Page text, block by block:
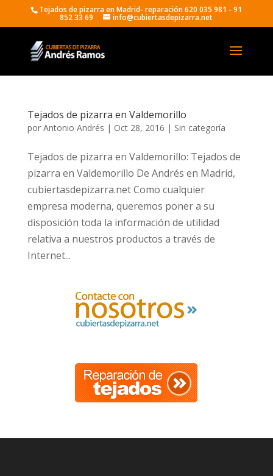
Tejados de pizarra en Madrid- reparación 620 035 981 - 91
852 33 69 info@cubiertasdepizarra.net
Tejados de pizarra en Valdemorillo
por Antonio Andrés | Oct 28, 2016 | Sin categoría
Tejados de pizarra en Valdemorillo: Tejados de
pizarra en Valdemorillo De Andrés en Madrid,
cubiertasdepizarra.net Como cualquier
empresa moderna, queremos poner a su
disposición toda la información de utilidad
relativa a nuestros productos a través de
Internet...